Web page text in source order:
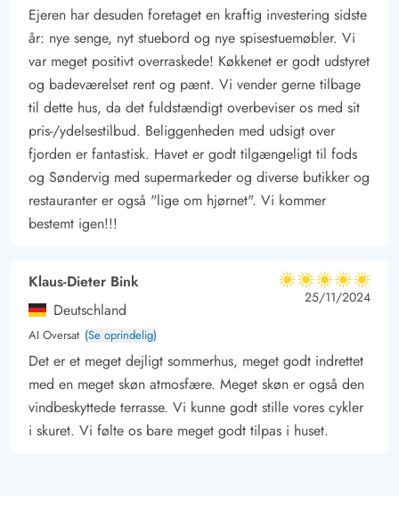
Ejeren har desuden foretaget en kraftig investering sidste
år: nye senge, nyt stuebord og nye spisestuemøbler. Vi
var meget positivt overraskede! Køkkenet er godt udstyret
og badeværelset rent og pænt. Vi vender gerne tilbage
til dette hus, da det fuldstændigt overbeviser os med sit
pris-/ydelsestilbud. Beliggenheden med udsigt over
fjorden er fantastisk. Havet er godt tilgængeligt til fods
og Søndervig med supermarkeder og diverse butikker og
restauranter er også "lige om hjørnet". Vi kommer
bestemt igen!!!
Klaus-Dieter Bink
Deutschland
AI Oversat (Se oprindelig)
5 ud af 5
5 ud af 5
5 out of 5
25/11/2024
Det er et meget dejligt sommerhus, meget godt indrettet
med en meget skøn atmosfære. Meget skøn er også den
vindbeskyttede terrasse. Vi kunne godt stille vores cykler
i skuret. Vi følte os bare meget godt tilpas i huset.